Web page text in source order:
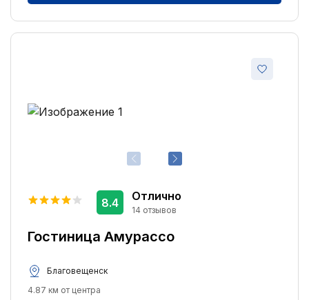
Гостиница Амурассо
Отлично
14 отзывов
8.4
Благовещенск
4.87 км от центра